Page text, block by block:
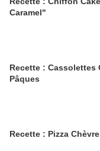
Caramel"
Recette : Cassolettes
Pâques
Recette : Pizza